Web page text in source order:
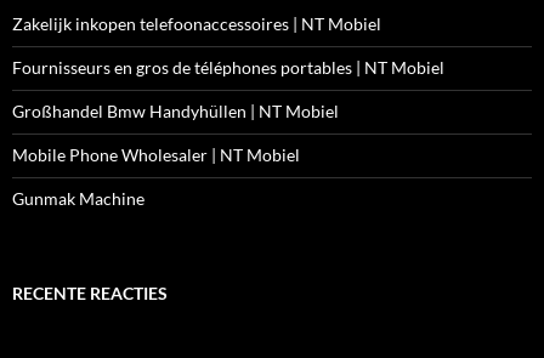
Zakelijk inkopen telefoonaccessoires | NT Mobiel
Fournisseurs en gros de téléphones portables | NT Mobiel
Großhandel Bmw Handyhüllen | NT Mobiel
Mobile Phone Wholesaler | NT Mobiel
Gunmak Machine
RECENTE REACTIES